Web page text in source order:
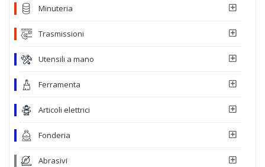
Minuteria
Trasmissioni
Utensili a mano
Ferramenta
Articoli elettrici
Fonderia
Abrasivi